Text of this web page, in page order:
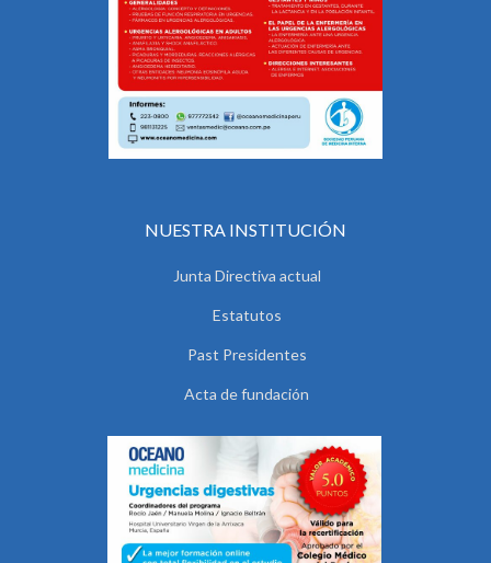
NUESTRA INSTITUCIÓN
Junta Directiva actual
Estatutos
Past Presidentes
Acta de fundación